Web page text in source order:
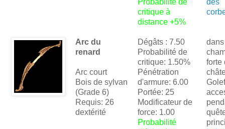
Probabilité de
critique à
distance +5%
des
Arc du
renard
Arc court
Bois de sylvan
(Grade 6)
Requis: 26
dextérité
Dégâts : 7.50
Probabilité de
critique: 1.50%
Pénétration
d'armure: 6.00
Portée: 25
Modificateur de
force: 1.00
Probabilité
forte